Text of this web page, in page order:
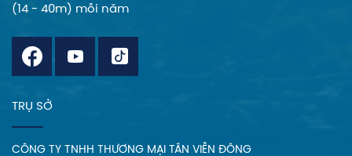
(14 - 40m) mỗi năm
TRỤ SỞ
CÔNG TY TNHH THƯƠNG MẠI TÂN VIỄN ĐÔNG